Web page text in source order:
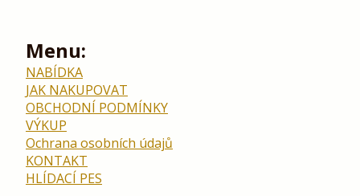
Menu:
NABÍDKA
JAK NAKUPOVAT
OBCHODNÍ PODMÍNKY
VÝKUP
Ochrana osobních údajů
KONTAKT
HLÍDACÍ PES